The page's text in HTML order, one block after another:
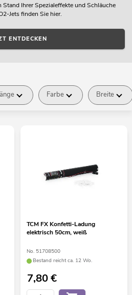
Ihrer Spezialeffekte und Schläuche
Jets finden Sie hier.
ENTDECKEN
Farbe Breite
TCM FX Konfetti-Ladung
elektrisch 50cm, weiß
No. 51708500
Bestand reicht ca. 12 Wo.
7,80€